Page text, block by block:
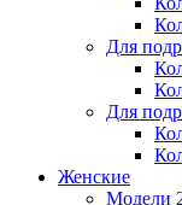
Для
Для
Женскиe
Модели